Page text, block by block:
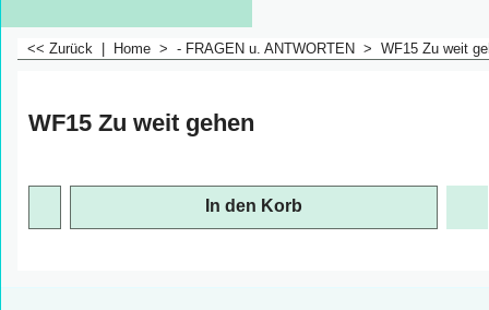
<< Zurück Home > - FRAGEN u. ANTWORTEN > WF15 Zu weit
WF15 Zu weit gehen
In den Korb